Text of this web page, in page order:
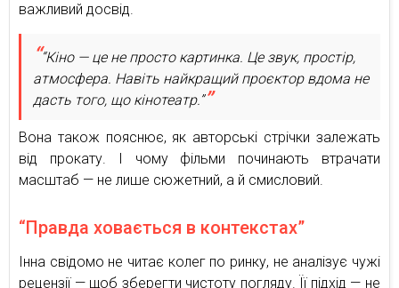
важливий досвід.
“Кіно — це не просто картинка. Це звук, простір,
атмосфера. Навіть найкращий проєктор вдома не
дасть того, що кінотеатр.”
Вона також пояснює, як авторські стрічки залежать
від прокату. І чому фільми починають втрачати
масштаб — не лише сюжетний, а й смисловий.
“Правда ховається в контекстах”
Інна свідомо не читає колег по ринку, не аналізує чужі
рецензії — щоб зберегти чистоту погляду. Її підхід — не